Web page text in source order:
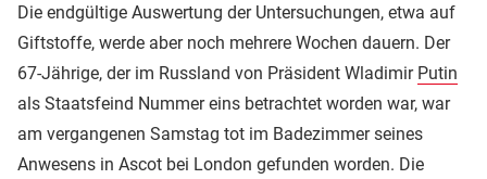
Die endgültige Auswertung der Untersuchungen, etwa auf
Giftstoffe, werde aber noch mehrere Wochen dauern. Der
67-Jährige, der im Russland von Präsident Wladimir Putin
als Staatsfeind Nummer eins betrachtet worden war, war
am vergangenen Samstag tot im Badezimmer seines
Anwesens in Ascot bei London gefunden worden. Die